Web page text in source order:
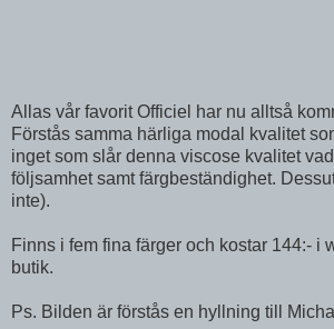
Allas vår favorit Officiel har nu alltså
Förstås samma härliga modal kvalitet
inget som slår denna viscose kvalitet
följsamhet samt färgbeständighet.
inte).
Finns i fem fina färger och kostar 144:- i
butik.
Ps. Bilden är förstås en hyllning till